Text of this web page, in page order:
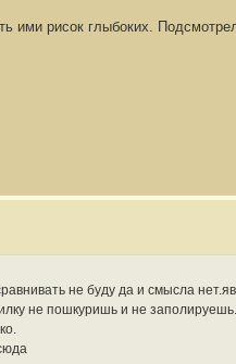
ими рисок глыбоких.
не буду да и смысла
не пошкуришь и не